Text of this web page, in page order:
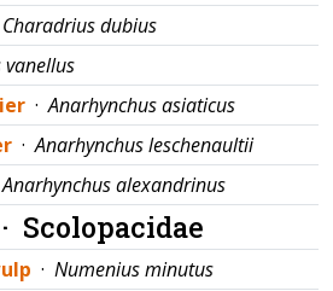
Charadrius dubius
vanellus
·Anarhynchus asiaticus
·Anarhynchus leschenaultii
Anarhynchus alexandrinus
Scolopacidae
· Numenius minutus